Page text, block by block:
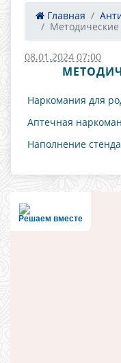
Главная
08.01.2024 07:00
Наркомания для
Аптечная
Наполнение
Решаем вместе